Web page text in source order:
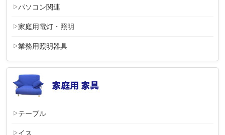
パソコン関連
家庭用電灯・照明
業務用照明器具
テーブル
イス